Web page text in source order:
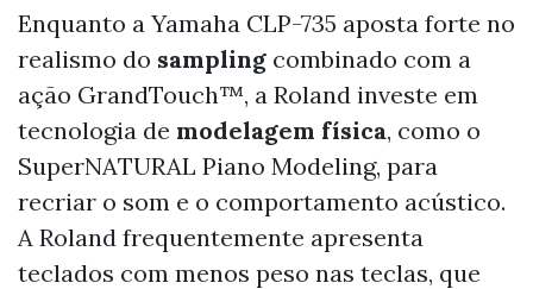
Enquanto a Yamaha CLP-735 aposta forte no
realismo do sampling combinado com a
ação GrandTouch™, a Roland investe em
tecnologia de modelagem física, como o
SuperNATURAL Piano Modeling, para
recriar o som e o comportamento acústico.
A Roland frequentemente apresenta
teclados com menos peso nas teclas, que